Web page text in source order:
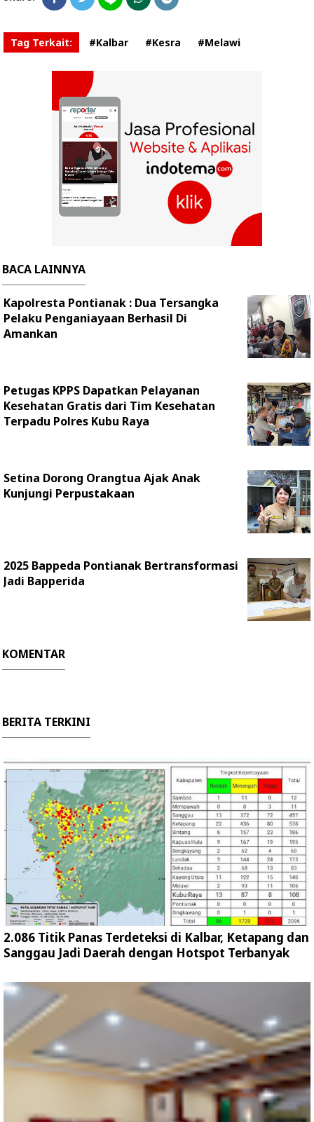
Tag Terkait: #Kalbar #Kesra #Melawi
BACA LAINNYA
Kapolresta Pontianak : Dua Tersangka
Pelaku Penganiayaan Berhasil Di
Amankan
Petugas KPPS Dapatkan Pelayanan
Kesehatan Gratis dari Tim Kesehatan
Terpadu Polres Kubu Raya
Setina Dorong Orangtua Ajak Anak
Kunjungi Perpustakaan
2025 Bappeda Pontianak Bertransformasi
Jadi Bapperida
KOMENTAR
BERITA TERKINI
2.086 Titik Panas Terdeteksi di Kalbar, Ketapang dan
Sanggau Jadi Daerah dengan Hotspot Terbanyak